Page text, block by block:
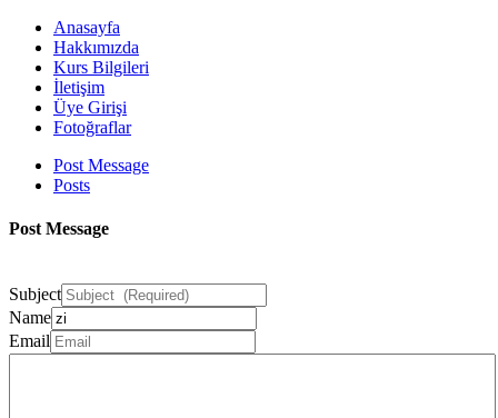
Anasayfa
Hakkımızda
Kurs Bilgileri
İletişim
Üye Girişi
Fotoğraflar
Post Message
Posts
Post Message
Subject
Name
Email